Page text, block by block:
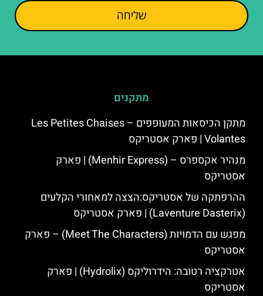
שליחה
מתקנים
מתקן הכיסאות המעופפים – Les Petites Chaises
Volantes | פארק אסטריקס
מנהיר אקספרס – (Menhir Express) | פארק
אסטריקס
ההרפתקה של אסטריקס:הצצה למאחורי הקלעים
(Laventure Dasterix) | פארק אסטריקס
מפגש עם הדמויות (Meet The Characters) – פארק
אסטריקס
אטרקציה רטובה: הידרוליקס (Hydrolix) | פארק
אסטריקס